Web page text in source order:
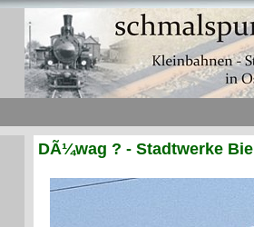
DÃ¼wag ? - Stadtwerke